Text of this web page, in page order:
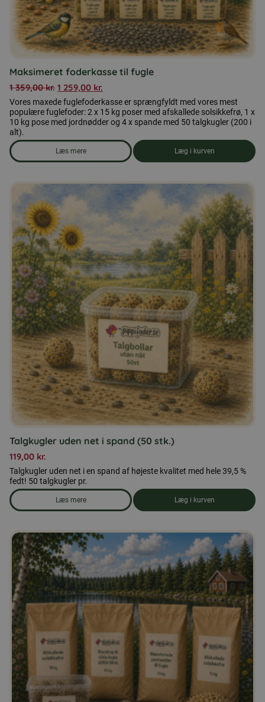
Maksimeret foderkasse til fugle
1 359,00kr. 1 259,00 kr.
Vores maxede fuglefoderkasse er sprængfyldt med vores mest
populære fuglefoder: 2 x 15 kg poser med afskallede solsikkefrø, 1 x
10 kg pose med jordnødder og 4 x spande med 50 talgkugler (200 i
alt).
Læs mere
om produkten Maksimeret foderkasse til fugle
Læg i kurven
Talgkugler uden net i spand (50 stk.)
119,00 kr.
Talgkugler uden net i en spand af højeste kvalitet med hele 39,5 %
fedt! 50 talgkugler pr.
Læs mere
om produkten Talgkugler uden net i spand (50 stk.)
Læg i kurven